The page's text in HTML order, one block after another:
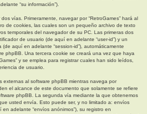
“su información”).
vías. Primeramente, navegar por “RetroGames” hará al
de cookies, las cuales son un pequeño archivo de texto
temporales del navegador de su PC. Las primeras dos
de usuario (de aquí en adelante “user-id”) y un
aquí en adelante “session-id”), automáticamente
phpBB. Una tercera cookie se creará una vez que haya
y se emplea para registrar cuales han sido leídos,
de usuario.
externas al software phpBB mientras navega por
el alcance de este documento que solamente se refiere
phpBB. La segunda vía mediante la que obtenemos
usted envía. Esto puede ser, y no limitado a: envíos
adelante “envíos anónimos”), su registro en